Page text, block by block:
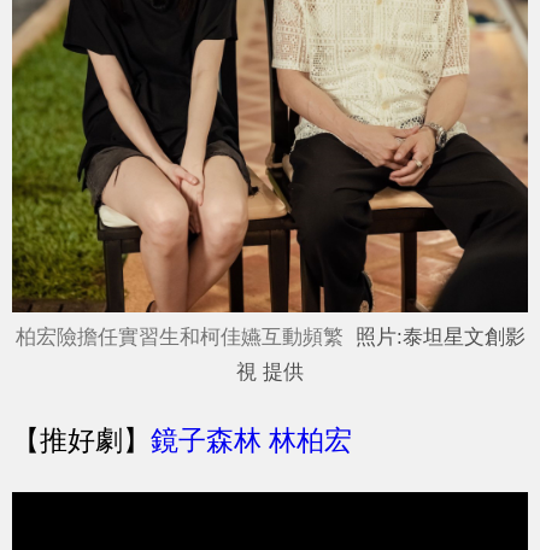
柏宏險擔任實習生和柯佳嬿互動頻繁 照片:泰坦星文創影
視 提供
【推好劇 】 鏡子森林 林柏宏